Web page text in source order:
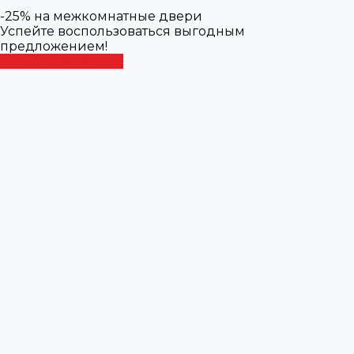
-25% на межкомнатные двери
Успейте воспользоваться выгодным
предложением!